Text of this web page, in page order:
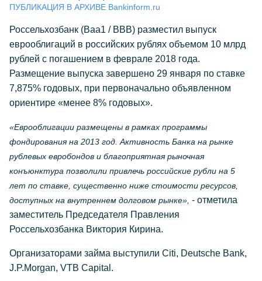
ПУБЛИКАЦИЯ В АРХИВЕ Bankinform.ru
Россельхозбанк (Baa1 / BBB) разместил выпуск
еврооблигаций в российских рублях объемом 10 млрд
рублей с погашением в феврале 2018 года.
Размещение выпуска завершено 29 января по ставке
7,875% годовых, при первоначально объявленном
ориентире «менее 8% годовых».
«Еврооблигации размещены в рамках программы
фондирования на 2013 год. Активность Банка на рынке
рублевых евробондов и благоприятная рыночная
конъюнктура позволили привлечь российские рубли на 5
лет по ставке, существенно ниже стоимости ресурсов,
доступных на внутреннем долговом рынке», - отметила
заместитель Председателя Правления
Россельхозбанка Виктория Кирина.
Организаторами займа выступили Citi, Deutsche Bank,
J.P.Morgan, VTB Capital.